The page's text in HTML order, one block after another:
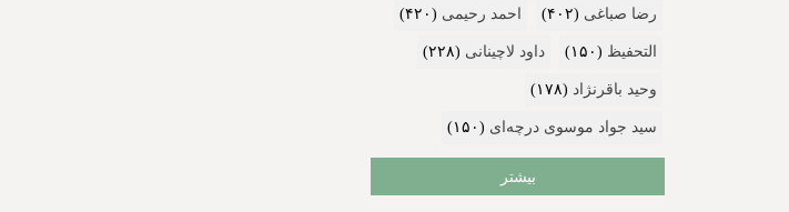
رضا صباغی (۴۰۲) احمد رحیمی (۴۲۰)
التحفیظ (۱۵۰) داود لاچینانی (۲۲۸)
وحید باقرنژاد (۱۷۸)
سید جواد موسوی درچه‌ای (۱۵۰)
بیشتر